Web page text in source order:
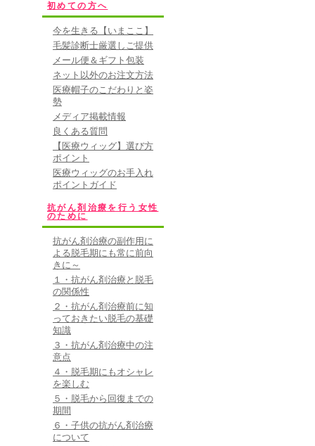
初めての方へ
今を生きる【いまここ】
毛髪診断士厳選しご提供
メール便＆ギフト包装
ネット以外のお注文方法
医療帽子のこだわりと姿
勢
メディア掲載情報
良くある質問
【医療ウィッグ】選び方
ポイント
医療ウィッグのお手入れ
ポイントガイド
抗がん剤治療を行う女性
のために
抗がん剤治療の副作用に
よる脱毛期にも常に前向
きに～
１・抗がん剤治療と脱毛
の関係性
２・抗がん剤治療前に知
っておきたい脱毛の基礎
知識
３・抗がん剤治療中の注
意点
４・脱毛期にもオシャレ
を楽しむ
５・脱毛から回復までの
期間
６・子供の抗がん剤治療
について